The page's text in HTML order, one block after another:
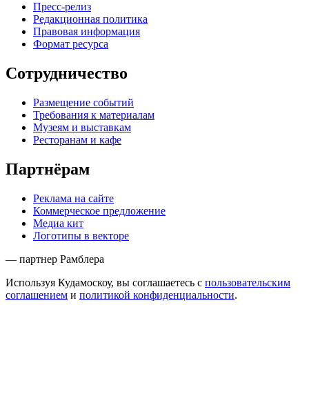
Пресс-релиз
Редакционная политика
Правовая информация
Формат ресурса
Сотрудничество
Размещение событий
Требования к материалам
Музеям и выставкам
Ресторанам и кафе
Партнёрам
Реклама на сайте
Коммерческое предложение
Медиа кит
Логотипы в векторе
— партнер Рамблера
Используя Кудамоскоу, вы соглашаетесь с пользовательским
соглашением и политикой конфиденциальности.